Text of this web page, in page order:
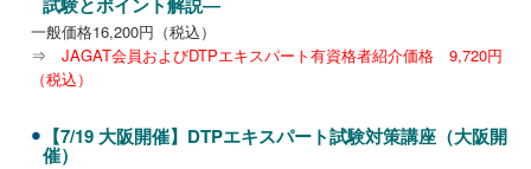
一般価格16,200円（税込）
⇒ JAGAT会員およびDTPエキスパート有資格者紹介価格 9,720円
（税込）
【7/19 大阪開催】DTPエキスパート試験対策講座（大阪開
催）